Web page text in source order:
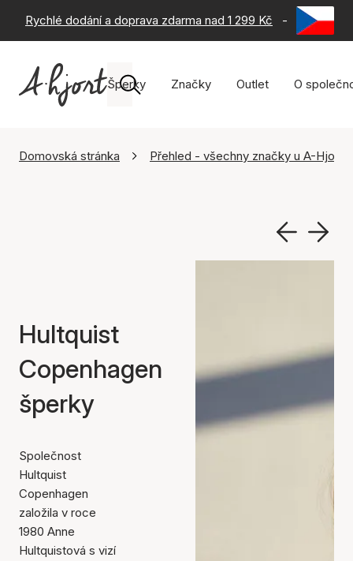
Rychlé dodání a doprava zdarma nad 1 299 Kč - 60 dní
Šperky Značky Outlet O
Domovská stránka Přehled - všechny značky u A-Hjort
Hultquist
Copenhagen
šperky
Společnost
Hultquist
Copenhagen
založila v roce
1980 Anne
Hultquistová s vizí